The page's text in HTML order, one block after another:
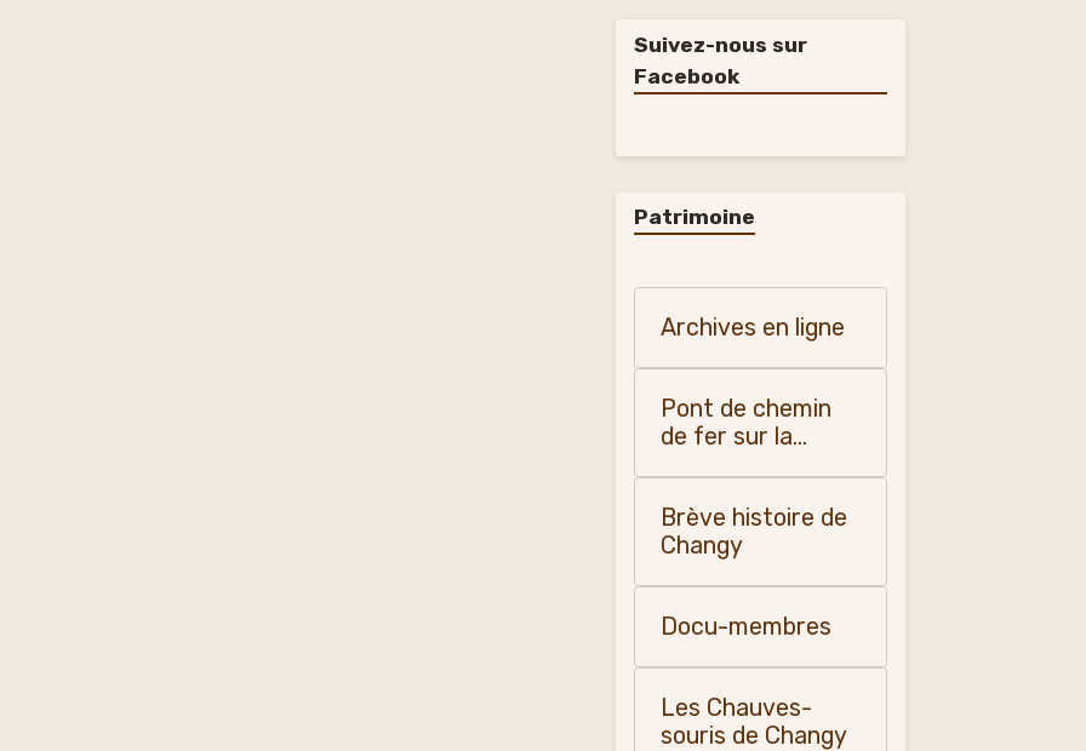
Suivez-nous sur
Facebook
Patrimoine
Archives en ligne
Pont de chemin
de fer sur la
Brève histoire de
Changy
Docu-membres
Les Chauves-
souris de Changy